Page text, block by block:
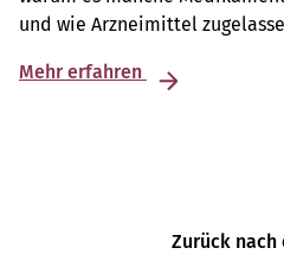
und wie Arzneimittel
Mehr erfahren
Zurück nach